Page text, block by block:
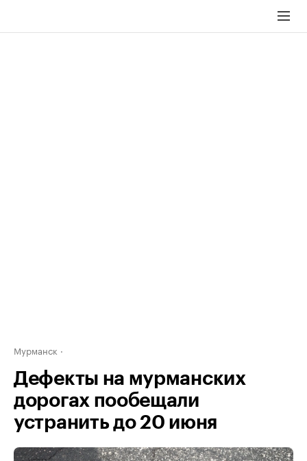
Мурманск
Дефекты на мурманских
дорогах пообещали
устранить до 20 июня